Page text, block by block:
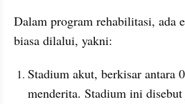
Dalam program rehabilitasi, ada
biasa dilalui, yakni:
Stadium akut, berkisar antara
menderita. Stadium ini